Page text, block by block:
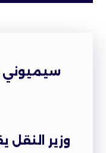
سيميوني
وزير النقل